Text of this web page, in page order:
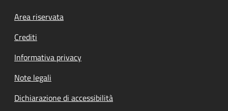
Footer menu
Area riservata
Crediti
Informativa privacy
Note legali
Dichiarazione di accessibilità